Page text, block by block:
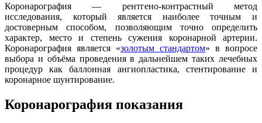
Коронарография — рентгено-контрастный метод
исследования, который является наиболее точным и
достоверным способом, позволяющим точно определить
характер, место и степень сужения коронарной артерии.
Коронарография является «золотым стандартом» в вопросе
выбора и объёма проведения в дальнейшем таких лечебных
процедур как баллонная ангиопластика, стентирование и
коронарное шунтирование.
Коронарография показания